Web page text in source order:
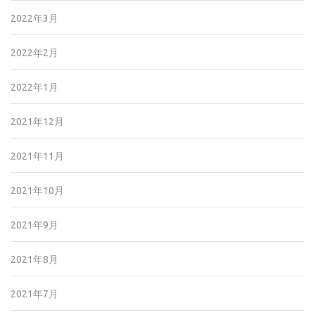
2022年3月
2022年2月
2022年1月
2021年12月
2021年11月
2021年10月
2021年9月
2021年8月
2021年7月